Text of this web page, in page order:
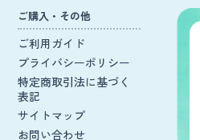
ご購入・その他
ご利用ガイド
プライバシーポリシー
特定商取引法に基づく
表記
サイトマップ
お問い合わせ